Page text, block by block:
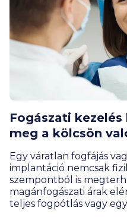
Fogászati
meg a kölcsön
Egy váratlan fogfájás
implantáció nemcsak
szempontból is
magánfogászati árak
teljes fogpótlás vagy